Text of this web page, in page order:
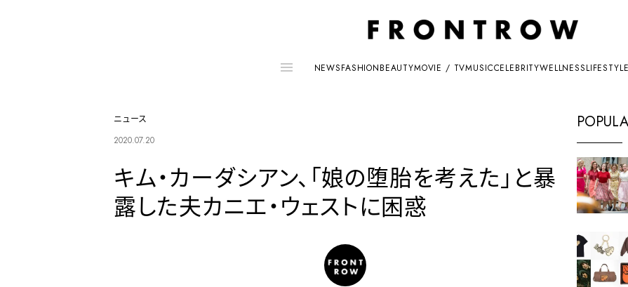
NEWSFASHIONBEAUTYMOVIE / TVMUSICCELEBRITYWELLNESSLIFESTYLE
ニュース
2020.07.20
キム・カーダシアン、「娘の堕胎を考えた」と暴
露した夫カニエ・ウェストに困惑